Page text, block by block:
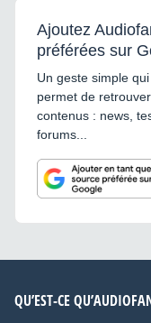
Ajoutez
préférées sur
Un geste simple
permet de
contenus : news,
forums...
QU’EST-CE